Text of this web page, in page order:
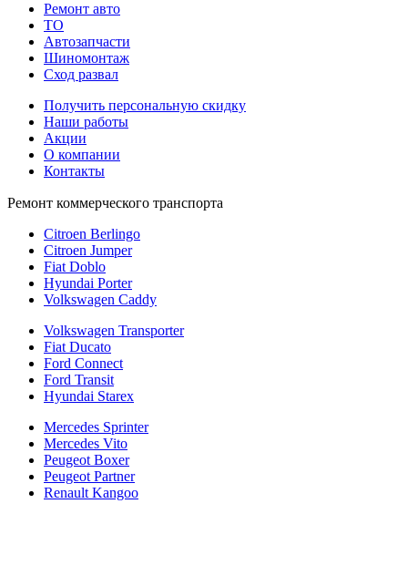
Ремонт авто
TO
Автозапчасти
Шиномонтаж
Сход развал
Получить персональную скидку
Наши работы
Акции
О компании
Контакты
Ремонт коммерческого транспорта
Citroen Berlingo
Citroen Jumper
Fiat Doblo
Hyundai Porter
Volkswagen Caddy
Volkswagen Transporter
Fiat Ducato
Ford Connect
Ford Transit
Hyundai Starex
Mercedes Sprinter
Mercedes Vito
Peugeot Boxer
Peugeot Partner
Renault Kangoo